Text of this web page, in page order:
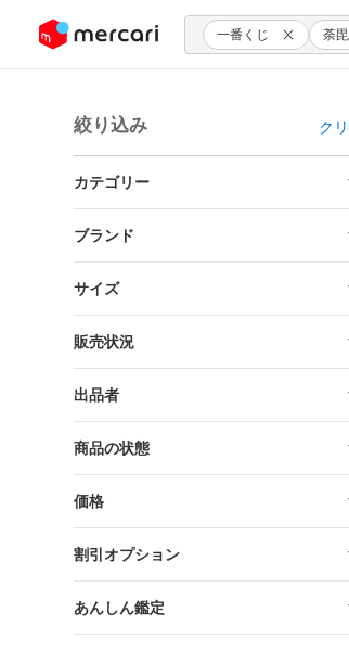
ツにスキップ 一番くじ 荼毘
絞り込み ク
カテゴリー
ブランド
サイズ
販売状況
出品者
商品の状態
価格
割引オプション
あんしん鑑定